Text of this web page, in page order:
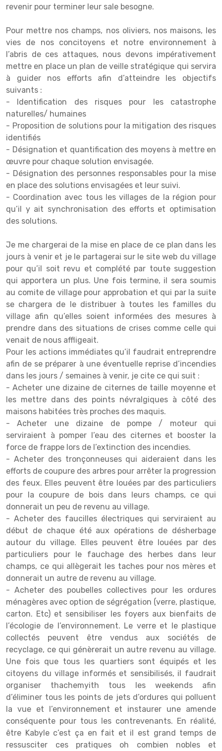
revenir pour terminer leur sale besogne.
Pour mettre nos champs, nos oliviers, nos maisons, les
vies de nos concitoyens et notre environnement à
l’abris de ces attaques, nous devons impérativement
mettre en place un plan de veille stratégique qui servira
à guider nos efforts afin d’atteindre les objectifs
suivants :
- Identification des risques pour les catastrophe
naturelles/ humaines
- Proposition de solutions pour la mitigation des risques
identifiés
- Désignation et quantification des moyens à mettre en
œuvre pour chaque solution envisagée.
- Désignation des personnes responsables pour la mise
en place des solutions envisagées et leur suivi.
- Coordination avec tous les villages de la région pour
qu’il y ait synchronisation des efforts et optimisation
des solutions.
Je me chargerai de la mise en place de ce plan dans les
jours à venir et je le partagerai sur le site web du village
pour qu’il soit revu et complété par toute suggestion
qui apportera un plus. Une fois termine, il sera soumis
au comite de village pour approbation et qui par la suite
se chargera de le distribuer à toutes les familles du
village afin qu’elles soient informées des mesures à
prendre dans des situations de crises comme celle qui
venait de nous affligeait.
Pour les actions immédiates qu’il faudrait entreprendre
afin de se préparer à une éventuelle reprise d’incendies
dans les jours / semaines à venir, je cite ce qui suit :
- Acheter une dizaine de citernes de taille moyenne et
les mettre dans des points névralgiques à côté des
maisons habitées très proches des maquis.
- Acheter une dizaine de pompe / moteur qui
serviraient à pomper l’eau des citernes et booster la
force de frappe lors de l’extinction des incendies.
- Acheter des tronçonneuses qui aideraient dans les
efforts de coupure des arbres pour arrêter la progression
des feux. Elles peuvent être louées par des particuliers
pour la coupure de bois dans leurs champs, ce qui
donnerait un peu de revenu au village.
- Acheter des faucilles électriques qui serviraient au
début de chaque été aux opérations de désherbage
autour du village. Elles peuvent être louées par des
particuliers pour le fauchage des herbes dans leur
champs, ce qui allègerait les taches pour nos mères et
donnerait un autre de revenu au village.
- Acheter des poubelles collectives pour les ordures
ménagères avec option de ségrégation (verre, plastique,
carton. Etc) et sensibiliser les foyers aux bienfaits de
l’écologie de l’environnement. Le verre et le plastique
collectés peuvent être vendus aux sociétés de
recyclage, ce qui génèrerait un autre revenu au village.
Une fois que tous les quartiers sont équipés et les
citoyens du village informés et sensibilisés, il faudrait
organiser thachemyith tous les weekends afin
d’éliminer tous les points de jets d’ordures qui polluent
la vue et l’environnement et instaurer une amende
conséquente pour tous les contrevenants. En réalité,
être Kabyle c’est ça en fait et il est grand temps de
ressusciter ces pratiques oh combien nobles et